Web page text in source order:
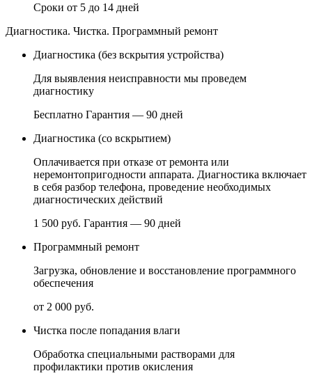
Сроки от 5 до 14 дней
Диагностика. Чистка. Программный ремонт
Диагностика (без вскрытия устройства)
Для выявления неисправности мы проведем
диагностику
Бесплатно Гарантия — 90 дней
Диагностика (со вскрытием)
Оплачивается при отказе от ремонта или
неремонтопригодности аппарата. Диагностика включает
в себя разбор телефона, проведение необходимых
диагностических действий
1 500 руб. Гарантия — 90 дней
Программный ремонт
Загрузка, обновление и восстановление программного
обеспечения
от 2 000 руб.
Чистка после попадания влаги
Обработка специальными растворами для
профилактики против окисления